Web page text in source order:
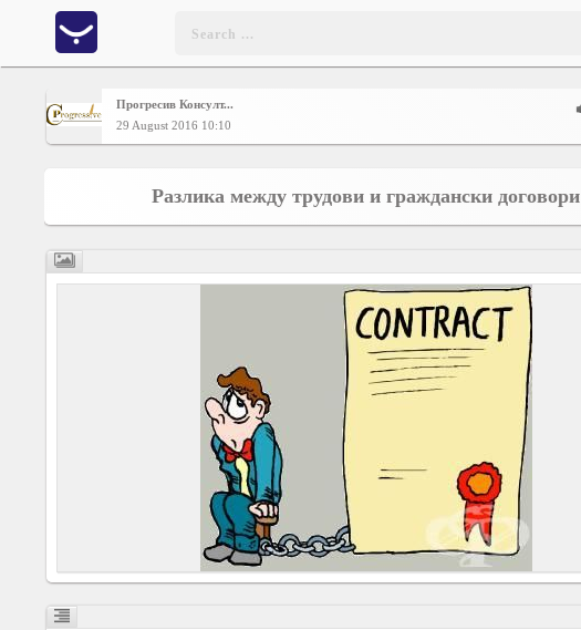
Home
PERSONAL
Прогресив Консулт...
29 August 2016 10:10
Разлика между трудови и граждански договори